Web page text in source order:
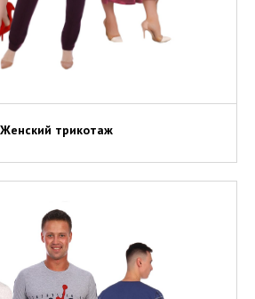
Женский трикотаж